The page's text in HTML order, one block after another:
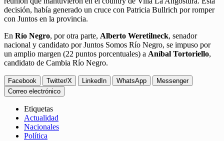
decisión, había generado un cruce con Patricia Bullrich por romper
con Juntos en la provincia.
En Río Negro, por otra parte, Alberto Weretilneck, senador
nacional y candidato por Juntos Somos Río Negro, se impuso por
un amplio margen (22 puntos porcentuales) a Aníbal Tortoriello,
candidato de Cambia Río Negro.
Facebook Twitter/X LinkedIn WhatsApp
Messenger
Correo electrónico
Etiquetas
Actualidad
Nacionales
Política